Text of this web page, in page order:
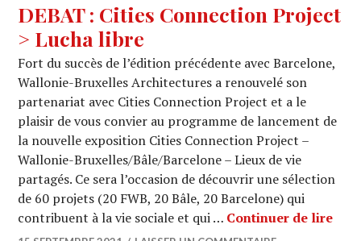
DEBAT : Cities Connection Project
> Lucha libre
Fort du succès de l’édition précédente avec Barcelone,
Wallonie-Bruxelles Architectures a renouvelé son
partenariat avec Cities Connection Project et a le
plaisir de vous convier au programme de lancement de
la nouvelle exposition Cities Connection Project –
Wallonie-Bruxelles/Bâle/Barcelone – Lieux de vie
partagés. Ce sera l’occasion de découvrir une sélection
de 60 projets (20 FWB, 20 Bâle, 20 Barcelone) qui
contribuent à la vie sociale et qui … Continuer de lire